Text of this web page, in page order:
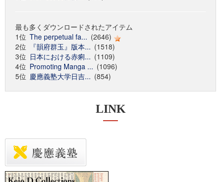
最も多くダウンロードされたアイテム
1位 The perpetual fa... (2646)
2位
『韻府群玉』版本... (1518)
3位 日本における赤痢... (1109)
4位 Promoting Manga ... (1096)
5位 慶應義塾大学日吉... (854)
LINK